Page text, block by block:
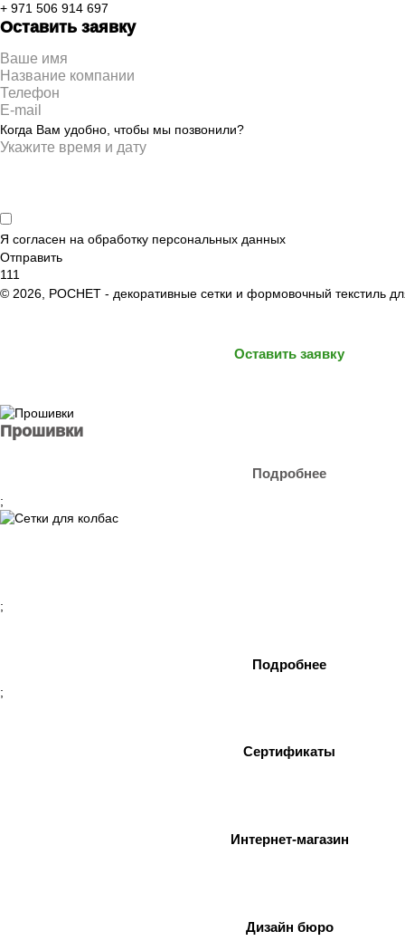
+ 971 506 914 697
Оставить заявку
Когда Вам удобно, чтобы мы позвонили?
Я согласен на обработку персональных данных
Отправить
111
© 2026, РОСНЕТ - декоративные сетки и формовочный текстиль
Оставить заявку
Прошивки
Подробнее
;
;
Подробнее
;
Сертификаты
Интернет-магазин
Дизайн бюро